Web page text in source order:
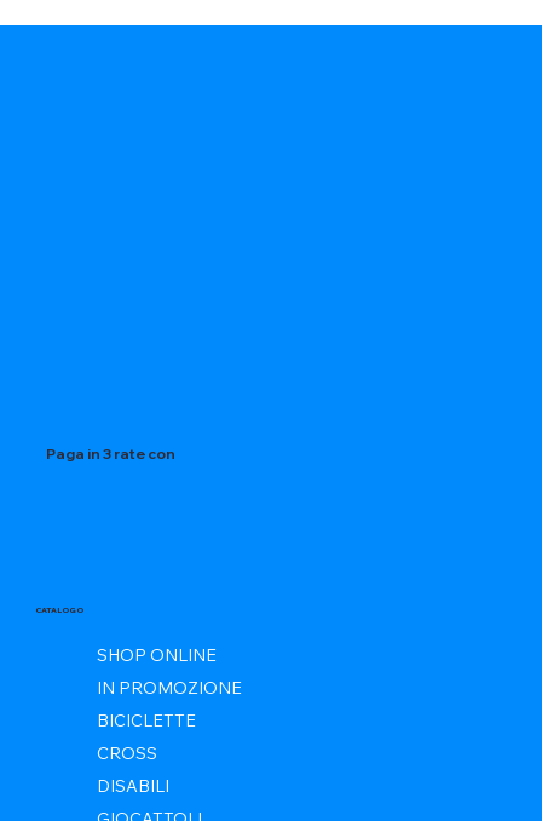
Paga in 3 rate con
CATALOGO
SHOP ONLINE
IN PROMOZIONE
BICICLETTE
CROSS
DISABILI